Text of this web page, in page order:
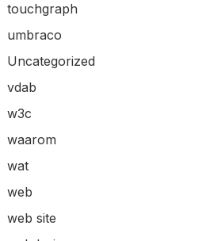
touchgraph
umbraco
Uncategorized
vdab
w3c
waarom
wat
web
web site